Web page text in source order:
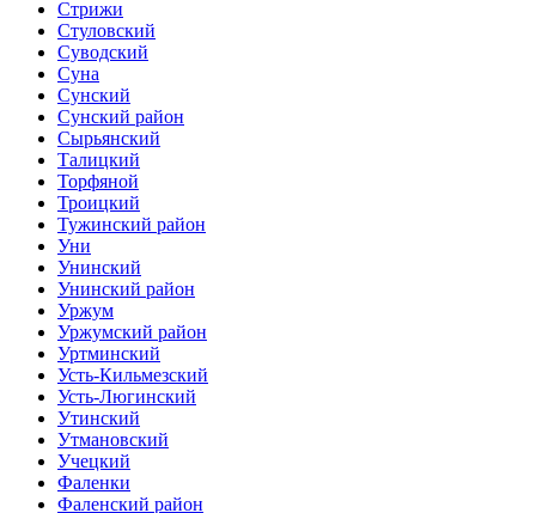
Стрижи
Стуловский
Суводский
Суна
Сунский
Сунский район
Сырьянский
Талицкий
Торфяной
Троицкий
Тужинский район
Уни
Унинский
Унинский район
Уржум
Уржумский район
Уртминский
Усть-Кильмезский
Усть-Люгинский
Утинский
Утмановский
Учецкий
Фаленки
Фаленский район